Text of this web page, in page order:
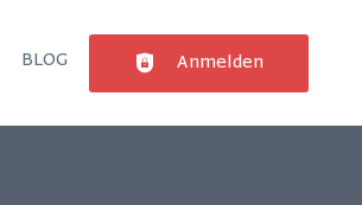
BLOG Anmelden